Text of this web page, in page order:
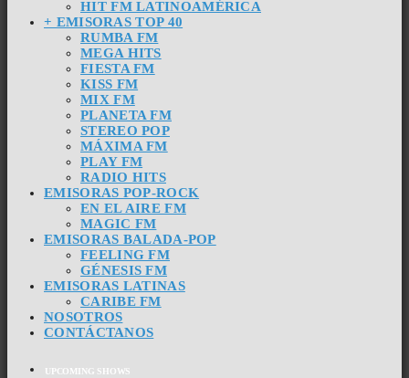
HIT FM LATINOAMÉRICA
+ EMISORAS TOP 40
RUMBA FM
MEGA HITS
FIESTA FM
KISS FM
MIX FM
PLANETA FM
STEREO POP
MÁXIMA FM
PLAY FM
RADIO HITS
EMISORAS POP-ROCK
EN EL AIRE FM
MAGIC FM
EMISORAS BALADA-POP
FEELING FM
GÉNESIS FM
EMISORAS LATINAS
CARIBE FM
NOSOTROS
CONTÁCTANOS
UPCOMING SHOWS